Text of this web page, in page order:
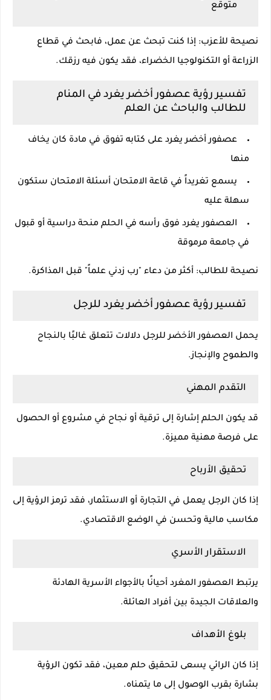
متوقع
نصيحة للأعزب: إذا كنت تبحث عن عمل، فابحث في قطاع
الزراعة أو التكنولوجيا الخضراء، فقد يكون فيه رزقك.
تفسير رؤية عصفور أخضر يغرد في المنام
للطالب والباحث عن العلم
عصفور أخضر يغرد على كتابه تفوق في مادة كان يخاف
منها
يسمع تغريداً في قاعة الامتحان أسئلة الامتحان ستكون
سهلة عليه
العصفور يغرد فوق رأسه في الحلم منحة دراسية أو قبول
في جامعة مرموقة
نصيحة للطالب: أكثر من دعاء "رب زدني علماً" قبل المذاكرة.
تفسير رؤية عصفور أخضر يغرد للرجل
يحمل العصفور الأخضر للرجل دلالات تتعلق غالبًا بالنجاح
والطموح والإنجاز.
التقدم المهني
قد يكون الحلم إشارة إلى ترقية أو نجاح في مشروع أو الحصول
على فرصة مهنية مميزة.
تحقيق الأرباح
إذا كان الرجل يعمل في التجارة أو الاستثمار، فقد ترمز الرؤية إلى
مكاسب مالية وتحسن في الوضع الاقتصادي.
الاستقرار الأسري
يرتبط العصفور المغرد أحيانًا بالأجواء الأسرية الهادئة
والعلاقات الجيدة بين أفراد العائلة.
بلوغ الأهداف
إذا كان الرائي يسعى لتحقيق حلم معين، فقد تكون الرؤية
بشارة بقرب الوصول إلى ما يتمناه.